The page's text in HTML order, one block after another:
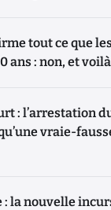
tout ce que
ans : non, et
: l’arrestation
vraie-
: la nouvelle